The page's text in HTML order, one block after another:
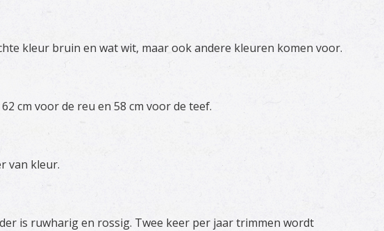
kleur bruin en wat wit, maar ook andere kleuren komen voor.
cm voor de reu en 58 cm voor de teef.
van kleur.
is ruwharig en rossig. Twee keer per jaar trimmen wordt